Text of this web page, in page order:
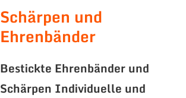
Schärpen und
Ehrenbänder
Bestickte Ehrenbänder und
Schärpen Individuelle und